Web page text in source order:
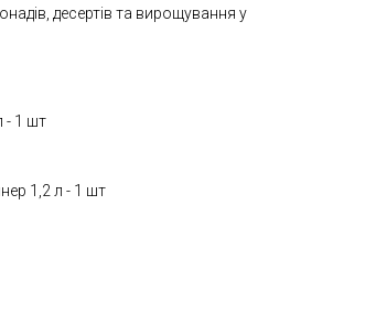
десертів та вирощування у
- 1 шт
1,2 л - 1 шт